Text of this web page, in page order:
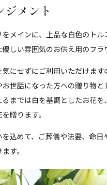
ジメント
メインに、上品な白色のト
しい雰囲気のお供え用のフラ
にせずにご利用いただけま
お世話になった方への贈り物
までは白を基調としたお花
贈ります。
込めて、ご葬儀や法要、命
す。